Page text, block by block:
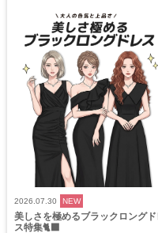
2026.07.30 NEW
美しさを極めるブラックロングド
ス特集🐈‍⬛